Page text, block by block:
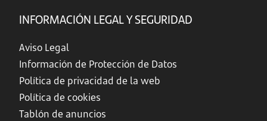
INFORMACIÓN LEGAL Y SEGURIDAD
Aviso Legal
Información de Protección de Datos
Política de privacidad de la web
Política de cookies
Tablón de anuncios